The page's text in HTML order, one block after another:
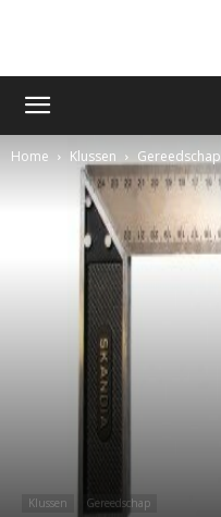
Home Klussen Gereedschap
Klussen Gereedschap